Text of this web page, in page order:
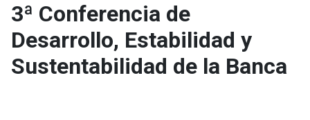
3ª Conferencia de
Desarrollo, Estabilidad y
Sustentabilidad de la Banca